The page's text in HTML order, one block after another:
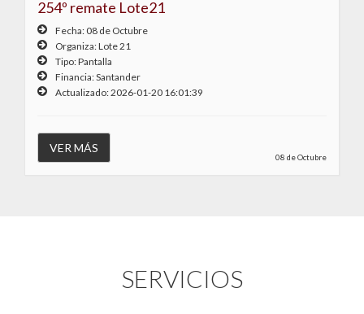
254º remate Lote21
Fecha: 08 de Octubre
Lote 21
Pantalla
Santander
2026-01-20 16:01:39
08 de Octubre
SERVICIOS